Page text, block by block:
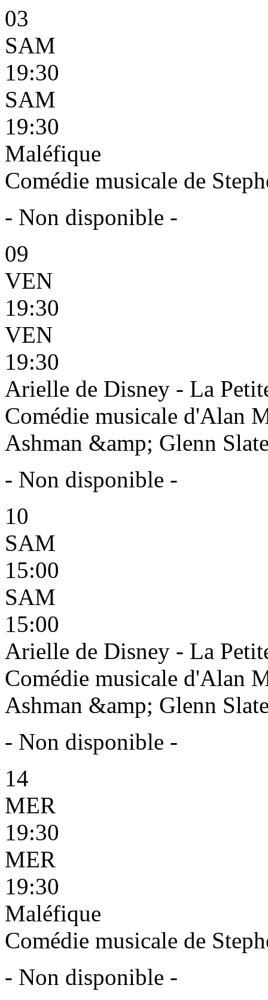
03
SAM
19:30
SAM
19:30
Maléfique
Comédie musicale de
- Non disponible -
09
VEN
19:30
VEN
19:30
Arielle de Disney - La
Comédie musicale d'Alan
Ashman &amp; Glenn
- Non disponible -
10
SAM
15:00
SAM
15:00
Arielle de Disney - La
Comédie musicale d'Alan
Ashman &amp; Glenn
- Non disponible -
14
MER
19:30
MER
19:30
Maléfique
Comédie musicale de
- Non disponible -